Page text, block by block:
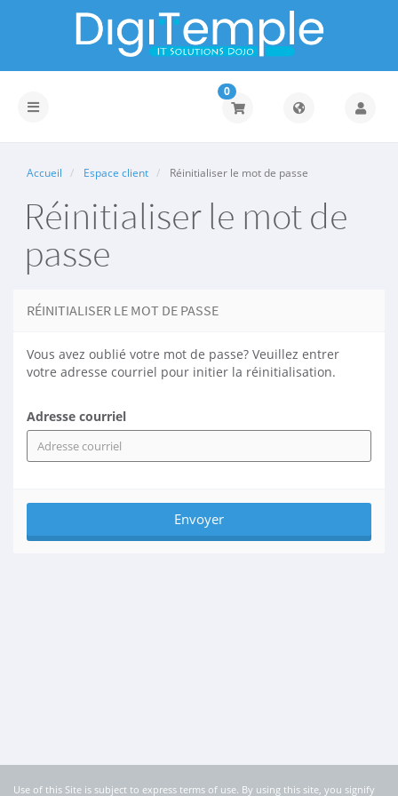
Basculer
navigation
0
Accueil Espace client Réinitialiser le mot de passe
Réinitialiser le mot de
passe
RÉINITIALISER LE MOT DE PASSE
Vous avez oublié votre mot de passe? Veuillez entrer
votre adresse courriel pour initier la réinitialisation.
Adresse courriel
Use of this Site is subject to express terms of use. By using this site, you signify